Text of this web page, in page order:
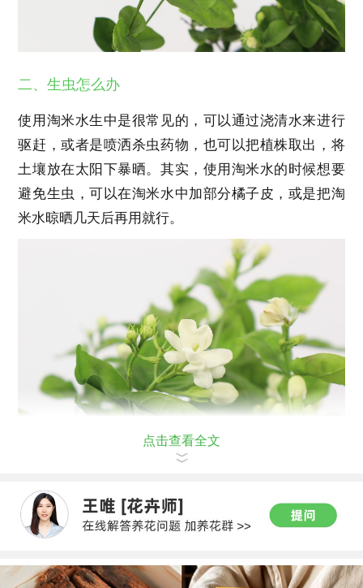
二、生虫怎么办
使用淘米水生中是很常见的，可以通过浇清水来进行
驱赶，或者是喷洒杀虫药物，也可以把植株取出，将
土壤放在太阳下暴晒。其实，使用淘米水的时候想要
避免生虫，可以在淘米水中加部分橘子皮，或是把淘
米水晾晒几天后再用就行。
点击查看全文